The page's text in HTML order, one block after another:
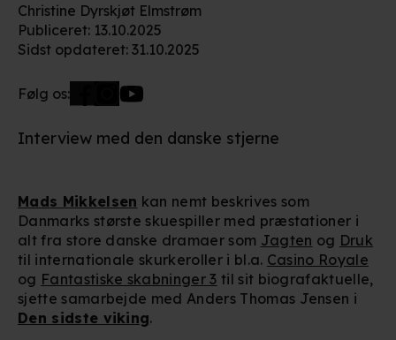
Christine Dyrskjøt Elmstrøm
Publiceret: 13.10.2025
Sidst opdateret: 31.10.2025
Følg os:
Interview med den danske stjerne
Mads Mikkelsen kan nemt beskrives som
Danmarks største skuespiller med præstationer i
alt fra store danske dramaer som Jagten og Druk
til internationale skurkeroller i bl.a. Casino Royale
og Fantastiske skabninger 3 til sit biografaktuelle,
sjette samarbejde med Anders Thomas Jensen i
Den sidste viking.